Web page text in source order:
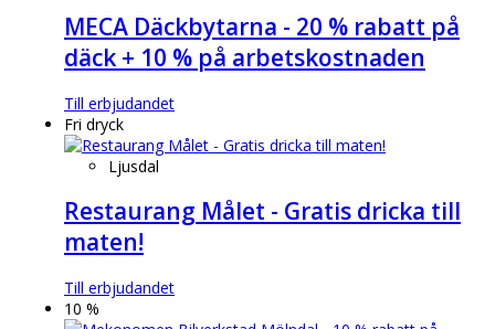
MECA Däckbytarna - 20 % rabatt på
däck + 10 % på arbetskostnaden
Till erbjudandet
Fri dryck
Ljusdal
Restaurang Målet - Gratis dricka till
maten!
Till erbjudandet
10 %